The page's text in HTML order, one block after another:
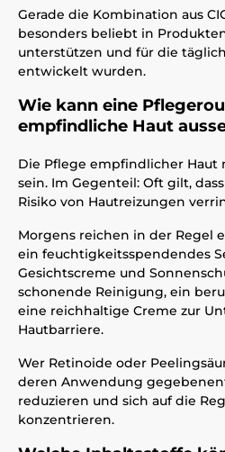
Gerade die Kombination aus
besonders beliebt in
unterstützen und für die
entwickelt wurden.
Wie kann eine
empfindliche Haut
Die Pflege empfindlicher Haut
sein. Im Gegenteil: Oft gilt,
Risiko von Hautreizungen
Morgens reichen in der Regel
ein feuchtigkeitsspendendes
Gesichtscreme und
schonende Reinigung, ein
eine reichhaltige Creme zur
Hautbarriere.
Wer Retinoide oder
deren Anwendung
reduzieren und sich auf die
konzentrieren.